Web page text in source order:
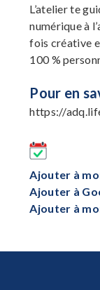
L’atelier te
numérique à
fois créative
100 %
Pour en
https://
Ajouter à
Ajouter à
Ajouter à